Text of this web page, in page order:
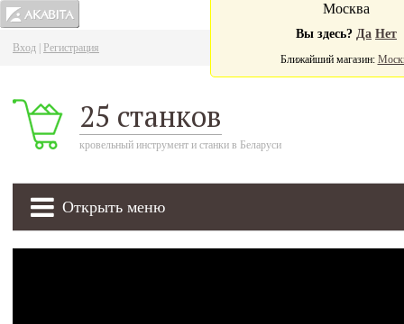
Вход Регистрация
25 станков
кровельный инструмент и станки в Беларуси
Открыть меню
Москва
Вы здесь? Да Нет
Ближайший магазин: